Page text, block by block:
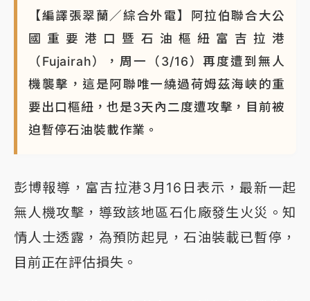
【編譯張翠蘭／綜合外電】阿拉伯聯合大公
國重要港口暨石油樞紐富吉拉港
（Fujairah），周一（3/16）再度遭到無人
機襲擊，這是阿聯唯一繞過荷姆茲海峽的重
要出口樞紐，也是3天內二度遭攻擊，目前被
迫暫停石油裝載作業。
彭博報導，富吉拉港3月16日表示，最新一起
無人機攻擊，導致該地區石化廠發生火災。知
情人士透露，為預防起見，石油裝載已暫停，
目前正在評估損失。